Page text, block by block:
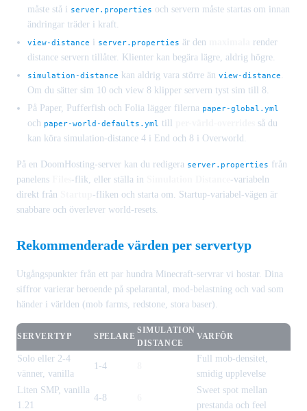
måste stå i server.properties och servern måste startas om innan
ändringar träder i kraft.
view-distance i server.properties är den
render
distance servern tillåter. Klienter kan begära lägre, aldrig högre.
simulation-distance kan aldrig vara större än view-distance
Om du sätter sim 10 och view 8 klipper servern tyst sim till 8.
På Paper, Pufferfish och Folia lägger filerna paper-global.yml
och paper-world-defaults.yml till
så du
kan köra simulation-distance 4 i End och 8 i Overworld.
På en DoomHosting-server kan du redigera server.properties från
panelens
-flik, eller ställa in
-variabeln
direkt från
-fliken och starta om. Startup-variabel-vägen är
snabbare och överlever world-resets.
Rekommenderade värden per servertyp
Utgångspunkter från ett par hundra Minecraft-servrar vi hostar. Dina
siffror varierar beroende på spelarantal, mod-belastning och vad som
händer i världen (mob farms, redstone, stora baser).
SERVERTYP SPELARE
SIMULATION
DISTANCE
VARFÖR
Solo eller 2-4
vänner, vanilla
1-4
Full mob-densitet,
smidig upplevelse
Liten SMP, vanilla
1.21
4-8
Sweet spot mellan
prestanda och feel